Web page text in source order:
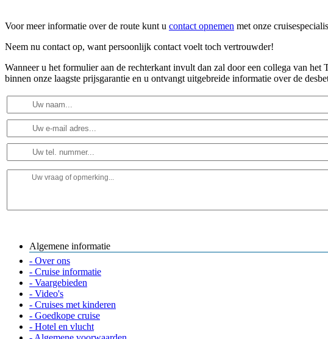
Voor meer informatie over de route kunt u contact opnemen met onze
Neem nu contact op, want persoonlijk contact voelt toch vertrouwder!
Wanneer u het formulier aan de rechterkant invult dan zal door een collega van
binnen onze laagste prijsgarantie en u ontvangt uitgebreide informatie over de
Algemene informatie
- Over ons
- Cruise informatie
- Vaargebieden
- Video's
- Cruises met kinderen
- Goedkope cruise
- Hotel en vlucht